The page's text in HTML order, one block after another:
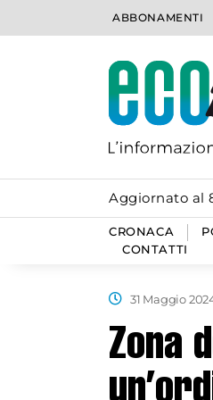
ABBONAMENTI
Aggiornato al
CRONACA
CONTATTI
31 Maggio
Zona